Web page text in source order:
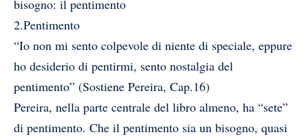
bisogno: il pentimento
2.Pentimento
“Io non mi sento colpevole di niente di speciale, eppure
ho desiderio di pentirmi, sento nostalgia del
pentimento” (Sostiene Pereira, Cap.16)
Pereira, nella parte centrale del libro almeno, ha “sete”
di pentimento. Che il pentimento sia un bisogno, quasi